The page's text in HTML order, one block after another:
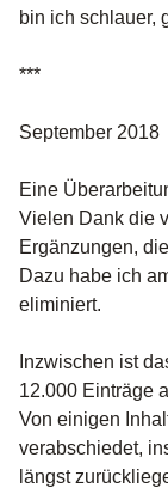
bin ich schlauer,
***
September 2018
Eine
Vielen Dank die
Ergänzungen,
Dazu habe ich
eliminiert.
Inzwischen ist
12.000 Einträge
Von einigen
verabschiedet,
längst